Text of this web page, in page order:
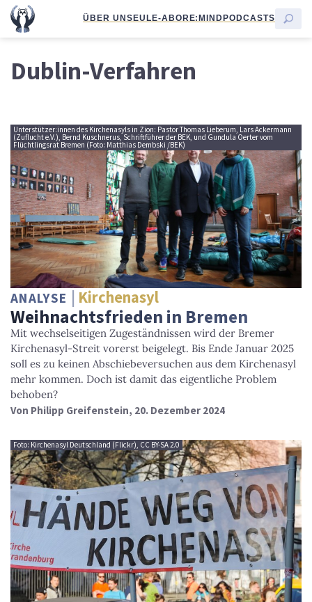
ÜBER UNSEULE-ABORE:MINDPODCASTS
Dublin-Verfahren
Unterstützer:innen des Kirchenasyls in Zion: Pastor Thomas Lieberum, Lars Ackermann
(Zuflucht e.V.), Bernd Kuschnerus, Schriftführer der BEK, und Gundula Oerter vom
Flüchtlingsrat Bremen (Foto: Matthias Dembski /BEK)
ANALYSE Kirchenasyl
Weihnachtsfrieden in Bremen
Mit wechselseitigen Zugeständnissen wird der Bremer
Kirchenasyl-Streit vorerst beigelegt. Bis Ende Januar 2025
soll es zu keinen Abschiebeversuchen aus dem Kirchenasyl
mehr kommen. Doch ist damit das eigentliche Problem
behoben?
Von Philipp Greifenstein, 20. Dezember 2024
Foto: Kirchenasyl Deutschland (Flickr), CC BY-SA 2.0